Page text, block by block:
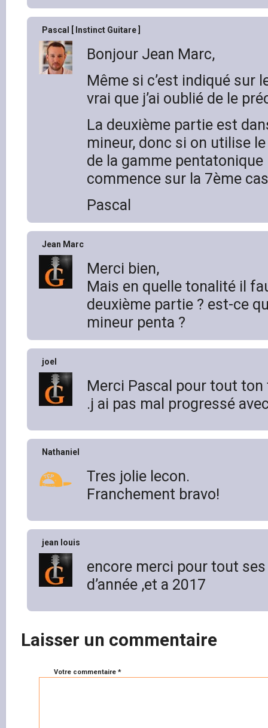
Pascal [ Instinct Guitare ]
Bonjour Jean Marc,
Même si c’est indiqué sur
vrai que j’ai oublié de le
La deuxième partie est
mineur, donc si on utilise
de la gamme pentatonique
commence sur la 7ème
Pascal
Jean Marc
Merci bien,
Mais en quelle tonalité il
deuxième partie ? est-ce
mineur penta ?
joel
Merci Pascal pour tout
.j ai pas mal progressé
Nathaniel
Tres jolie lecon.
Franchement bravo!
jean louis
encore merci pour tout
d’année ,et a 2017
Laisser un commentaire
Votre commentaire *